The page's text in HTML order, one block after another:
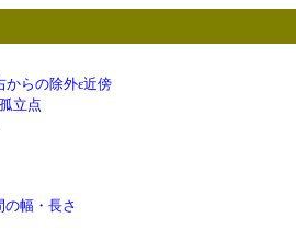
からの除外ε近傍
孤立点
の幅・長さ